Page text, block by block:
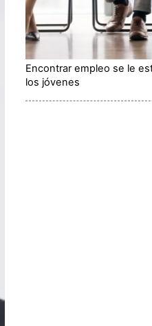
Encontrar empleo se le
los jóvenes